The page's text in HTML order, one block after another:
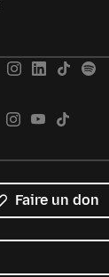
Faire un don